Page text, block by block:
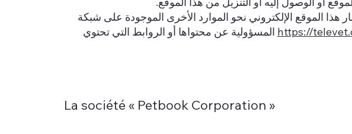
هذا الموقع الإلكتروني نحو الموارد الأخرى الموجودة على شبكة
https:// المسؤولية عن محتواها أو الروابط التي تحتوي
La société « Petbook Corporation »